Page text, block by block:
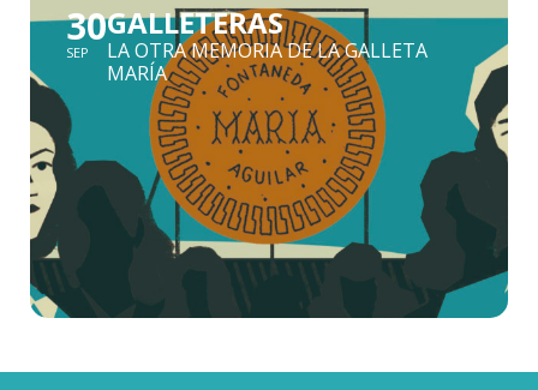
30
SEP
GALLETERAS
LA OTRA MEMORIA DE LA GALLETA
MARÍA